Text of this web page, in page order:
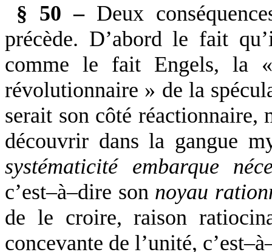
§ 50 –Deux
précède. D’abord le fait
comme le fait Engels, la
révolutionnaire » de la
serait son côté
découvrir dans la gangue
systématicité embarque
c’est–à–dire son noyau
de le croire, raison
concevante de l’unité,